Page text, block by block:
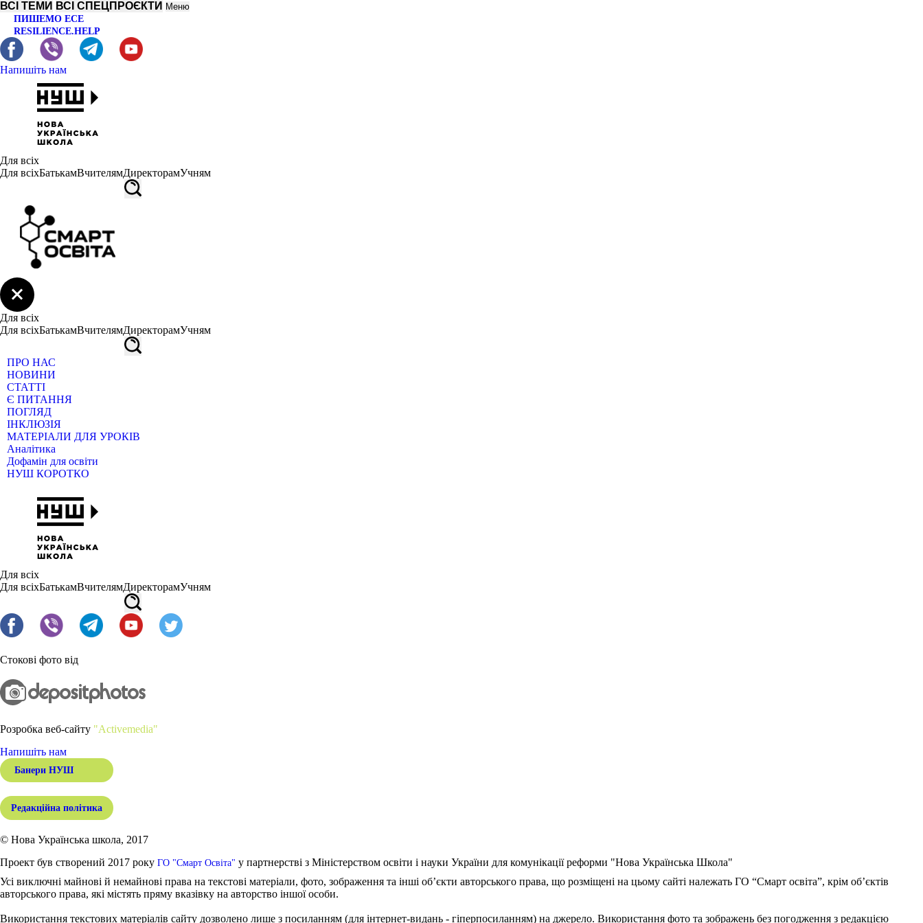
ВСІ ТЕМИ ВСІ СПЕЦПРОЄКТИ Меню
ПИШЕМО ЕСЕ
RESILIENCE.HELP
Напишіть нам
Для всіх
Для всіхБатькамВчителямДиректорамУчням
Для всіх
Для всіхБатькамВчителямДиректорамУчням
ПРО НАС
НОВИНИ
СТАТТІ
Є ПИТАННЯ
ПОГЛЯД
ІНКЛЮЗІЯ
МАТЕРІАЛИ ДЛЯ УРОКІВ
Аналітика
Дофамін для освіти
НУШ КОРОТКО
Для всіх
Для всіхБатькамВчителямДиректорамУчням
Стокові фото від
Розробка веб-сайту "Activemedia"
Напишіть нам
Банери НУШ
Редакційна політика
© Нова Українська школа, 2017
Проект був створений 2017 року ГО "Смарт Освіта" у партнерстві з Міністерством освіти і науки України для комунікації реформи "Нова Українська Школа"
Усі виключні майнові й немайнові права на текстові матеріали, фото, зображення та інші об’єкти авторського права, що розміщені на цьому сайті належать ГО “Смарт освіта”, крім об’єктів
авторського права, які містять пряму вказівку на авторство іншої особи.
Використання текстових матеріалів сайту дозволено лише з посиланням (для інтернет-видань - гіперпосиланням) на джерело. Використання фото та зображень без погодження з редакцією